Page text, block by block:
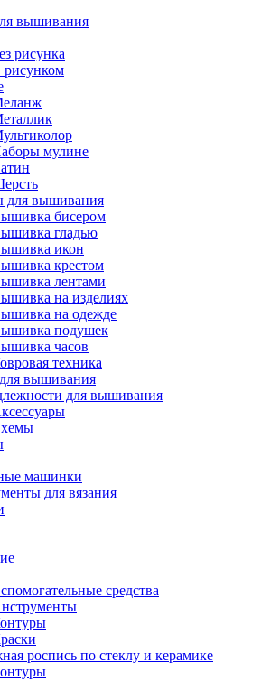
вышивания
рисунка
рисунком
мулине
для вышивания
бисером
гладью
икон
крестом
лентами
на изделиях
на одежде
подушек
часов
техника
вышивания
для вышивания
машинки
для вязания
средства
роспись по стеклу и керамике